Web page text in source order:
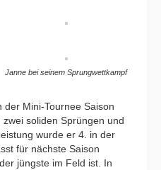
Janne bei seinem Sprungwettkampf
Mini-Tournee Saison
soliden Sprüngen und
wurde er 4. in der
für nächste Saison
jüngste im Feld ist. In